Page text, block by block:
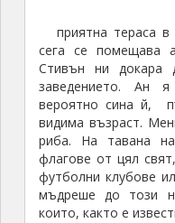
приятна тераса
сега се помещава
Стивън ни докара
заведението. Ан
вероятно сина й,
видима възраст.
риба. На тавана
флагове от цял
футболни клубове
мъдреше до този
които, както е